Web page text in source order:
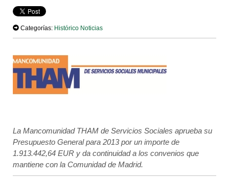
Categorías: Histórico Noticias
La Mancomunidad THAM de Servicios Sociales aprueba su
Presupuesto General para 2013 por un importe de
1.913.442,64 EUR y da continuidad a los convenios que
mantiene con la Comunidad de Madrid.